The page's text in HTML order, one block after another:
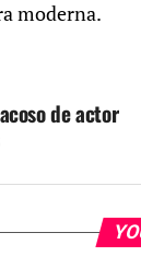
moderna.
de actor